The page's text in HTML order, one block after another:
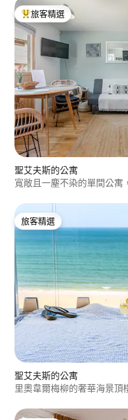
旅客精選榜首
旅客精選
聖艾夫斯的公寓
寬敞且一塵不染的單間公寓
旅客精選
旅客精選
聖艾夫斯的公寓
里奧韋爾梅柳的奢華海景頂